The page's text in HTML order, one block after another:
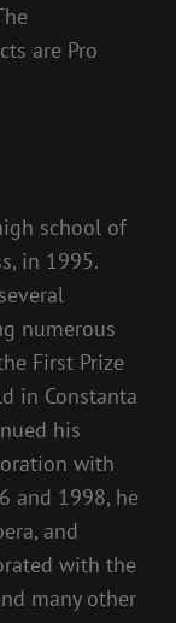
are Pro
school of
in 1995.
numerous
First Prize
in Constanta
his
with
and 1998, he
and
with the
many other